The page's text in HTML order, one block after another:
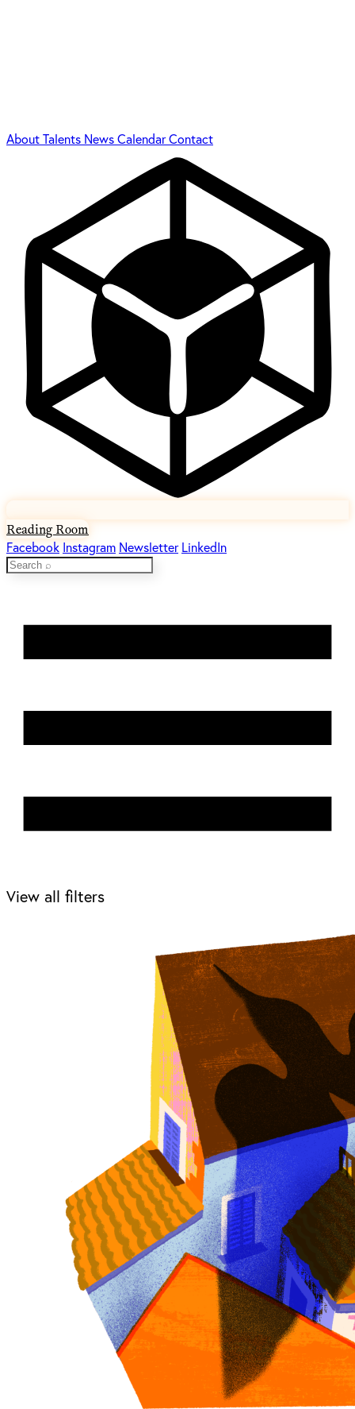
AboutTalents NewsCalendarContact
Reading Room
Facebook Instagram Newsletter LinkedIn
View all filters